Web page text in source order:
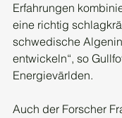
Erfahrungen
eine richtig
schwedische
entwickeln“, so
Energievärlden.
Auch der Forscher